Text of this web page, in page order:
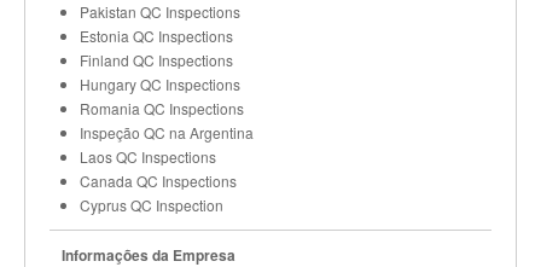
Pakistan QC Inspections
Estonia QC Inspections
Finland QC Inspections
Hungary QC Inspections
Romania QC Inspections
Inspeção QC na Argentina
Laos QC Inspections
Canada QC Inspections
Cyprus QC Inspection
Informações da Empresa